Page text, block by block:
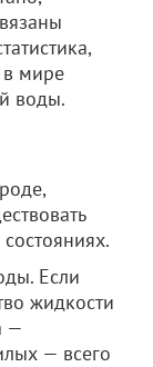
в мире
воды.
Если
жидкости
—
— всего